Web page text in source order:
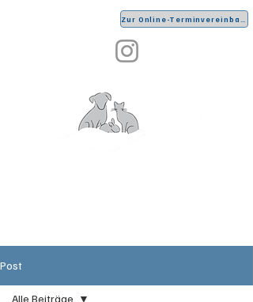
Post
Alle Beiträge